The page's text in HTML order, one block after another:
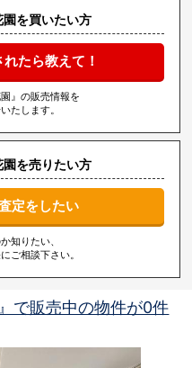
を買いたい方
たら教えて！
』の販売情報を
たします。
を売りたい方
定をしたい
知りたい、
ご相談下さい。
で販売中の物件が0件